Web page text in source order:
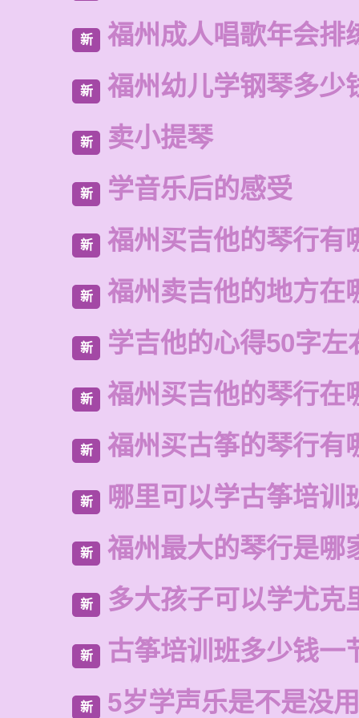
新 福州成人唱歌年会排
新 福州幼儿学钢琴多少
新 卖小提琴
新 学音乐后的感受
新 福州买吉他的琴行有
新 福州卖吉他的地方在
新 学吉他的心得50字左
新 福州买吉他的琴行在
新 福州买古筝的琴行有
新 哪里可以学古筝培训
新 福州最大的琴行是哪
新 多大孩子可以学尤克
新 古筝培训班多少钱一
新 5岁学声乐是不是没用